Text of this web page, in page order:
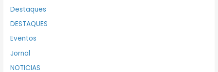
Destaques
DESTAQUES
Eventos
Jornal
NOTICIAS